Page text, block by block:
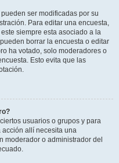
ser modificadas por su
Para editar una encuesta,
siempre esta asociado a la
borrar la encuesta o editar
ha votado, solo moderadores o
Esto evita que las
usuarios o grupos y para
acción allí necesita una
moderador o administrador del